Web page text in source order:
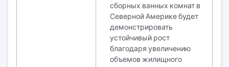
сборных ванных комнат в
Северной Америке будет
демонстрировать
устойчивый рост
благодаря увеличению
объемов жилищного